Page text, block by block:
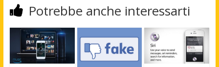
Potrebbe anche interessarti